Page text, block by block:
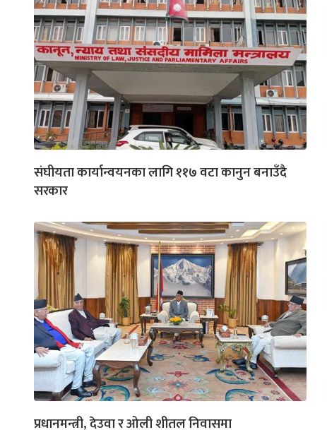
संघीयता कार्यान्वयनका लागि ११७ वटा कानुन बनाउँदै
सरकार
प्रधानमन्त्री, देउवा र ओली शीतल निवासमा